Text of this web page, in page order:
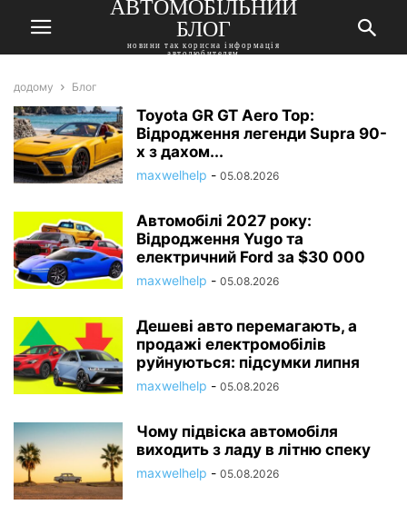
АВТОМОБІЛЬНИЙ
БЛОГ
новини так корисна інформація
автолюбителям
додому Блог
Toyota GR GT Aero Top:
Відродження легенди Supra 90-
х з дахом...
maxwelhelp - 05.08.2026
Автомобілі 2027 року:
Відродження Yugo та
електричний Ford за $30 000
maxwelhelp - 05.08.2026
Дешеві авто перемагають, а
продажі електромобілів
руйнуються: підсумки липня
maxwelhelp - 05.08.2026
Чому підвіска автомобіля
виходить з ладу в літню спеку
maxwelhelp - 05.08.2026